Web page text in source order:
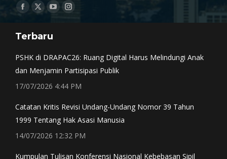
Find us on:
Facebook
opens
window
X
opens
window
YouTube
opens
Instagram
window
Terbaru
PSHK di DRAPAC26: Ruang Digital Harus Melindungi Anak
dan Menjamin Partisipasi Publik
17/07/2026 4:44 PM
Catatan Kritis Revisi Undang-Undang Nomor 39 Tahun
1999 Tentang Hak Asasi Manusia
14/07/2026 12:32 PM
Kumpulan Tulisan Konferensi Nasional Kebebasan Sipil